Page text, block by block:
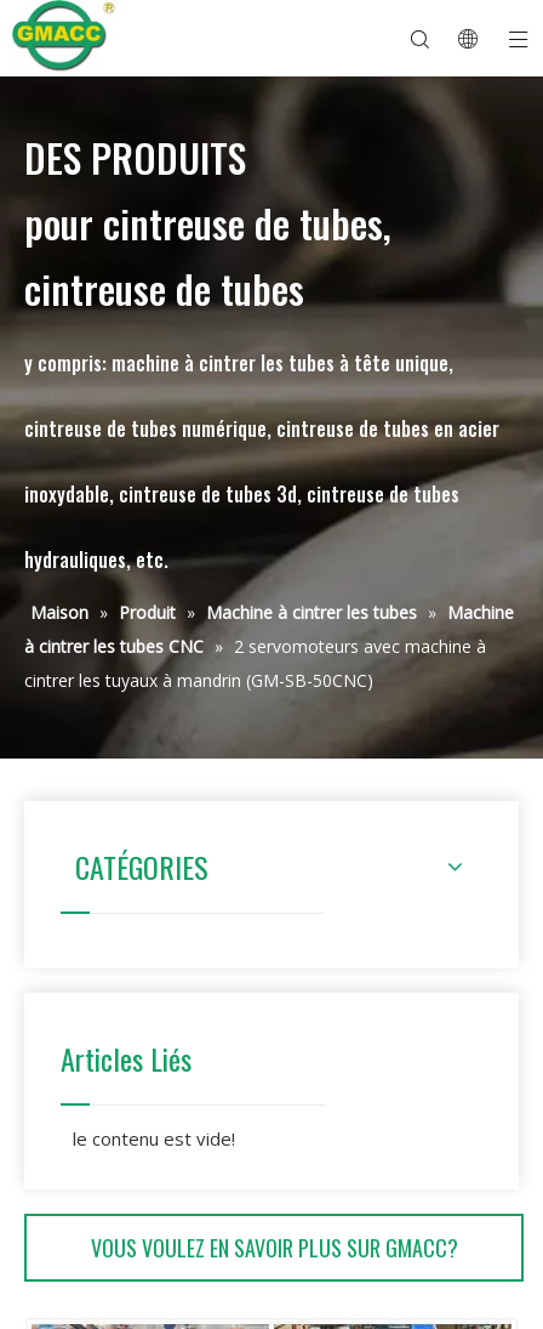
DES PRODUITS
pour cintreuse de tubes,
cintreuse de tubes
y compris: machine à cintrer les tubes à tête unique,
cintreuse de tubes numérique, cintreuse de tubes en acier
inoxydable, cintreuse de tubes 3d, cintreuse de tubes
hydrauliques, etc.
Maison » Produit » Machine à cintrer les tubes » Machine
à cintrer les tubes CNC » 2 servomoteurs avec machine à
cintrer les tuyaux à mandrin (GM-SB-50CNC)
CATÉGORIES
Articles Liés
le contenu est vide!
VOUS VOULEZ EN SAVOIR PLUS SUR GMACC?